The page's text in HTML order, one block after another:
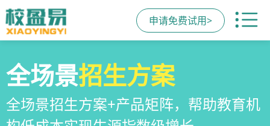
申请免费试用>
校区运营管理系统
教培机构数字化全场景运营管理系统，
全场景招生方案
全场景招生方案+产品矩阵，帮助教育机
教培机构小程序
一部手机链接机构、学员、家长，管理